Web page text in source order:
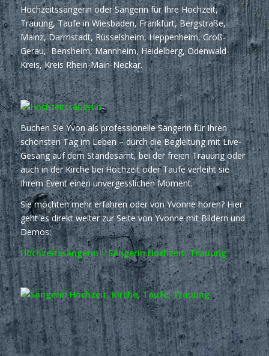
Hochzeitssängerin oder Sängerin für Ihre Hochzeit,
Trauung, Taufe in Wiesbaden, Frankfurt, Bergstraße,
Mainz, Darmstadt, Rüsselsheim, Heppenheim, Groß-
Gerau, Bensheim, Mannheim, Heidelberg, Odenwald-
Kreis, Kreis Rhein-Main-Neckar.
Buchen Sie Yvon als professionelle Sängerin für Ihren
schönsten Tag im Leben – durch die Begleitung mit Live-
Gesang auf dem Standesamt, bei der freien Trauung oder
auch in der Kirche bei Hochzeit oder Taufe verleiht sie
Ihrem Event einen unvergesslichen Moment.
Sie möchten mehr erfahren oder von Yvonne hören? Hier
geht es direkt weiter zur Seite von Yvonne mit Bildern und
Demos:
Hochzeitssängerin – Sängerin Hochzeit, Trauung